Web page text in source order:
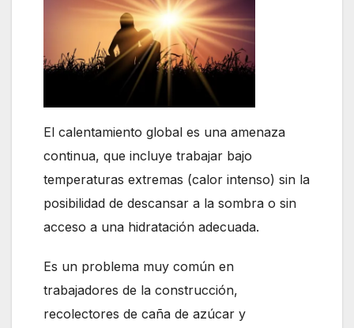
El calentamiento global es una amenaza
continua, que incluye trabajar bajo
temperaturas extremas (calor intenso) sin la
posibilidad de descansar a la sombra o sin
acceso a una hidratación adecuada.
Es un problema muy común en
trabajadores de la construcción,
recolectores de caña de azúcar y